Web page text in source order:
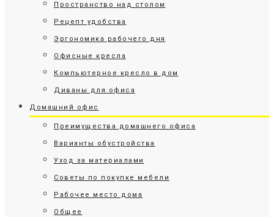
Пространство над столом
Рецепт удобства
Эргономика рабочего дня
Офисные кресла
Компьютерное кресло в дом
Диваны для офиса
Домашний офис
Преимущества домашнего офиса
Варианты обустройства
Уход за материалами
Советы по покупке мебели
Рабочее место дома
Общее